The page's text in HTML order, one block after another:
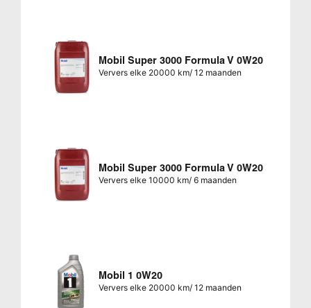
Mobil Super 3000 Formula V 0W20
Ververs elke 20000 km/ 12 maanden
Mobil Super 3000 Formula V 0W20
Ververs elke 10000 km/ 6 maanden
Mobil 1 0W20
Ververs elke 20000 km/ 12 maanden